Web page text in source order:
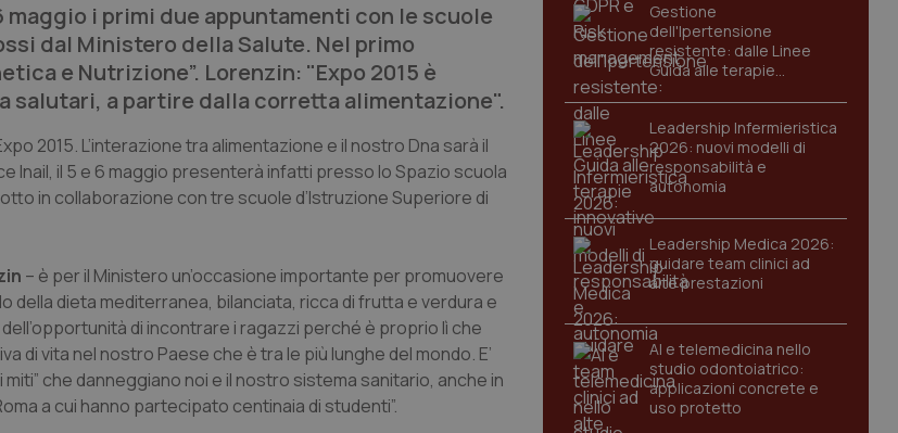
maggio i primi due appuntamenti con le scuole
dal Ministero della Salute. Nel primo
e Nutrizione”. Lorenzin: "Expo 2015 è
salutari, a partire dalla corretta alimentazione".
2015. L’interazione tra alimentazione e il nostro Dna sarà il
Inail, il 5 e 6 maggio presenterà infatti presso lo Spazio scuola
in collaborazione con tre scuole d’Istruzione Superiore di
– è per il Ministero un’occasione importante per promuovere
della dieta mediterranea, bilanciata, ricca di frutta e verdura e
di incontrare i ragazzi perché è proprio lì che
di vita nel nostro Paese che è tra le più lunghe del mondo. E’
che danneggiano noi e il nostro sistema sanitario, anche in
a cui hanno partecipato centinaia di studenti”.
Gestione
dell'Ipertensione
resistente: dalle Linee
Guida alle terapie
innovative
Leadership Infermieristica
2026: nuovi modelli di
responsabilità e
autonomia
Leadership Medica 2026:
guidare team clinici ad
alte prestazioni
AI e telemedicina nello
studio odontoiatrico:
applicazioni concrete e
uso protetto